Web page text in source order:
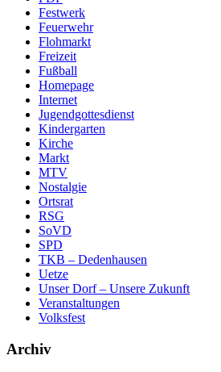
Festwerk
Feuerwehr
Flohmarkt
Freizeit
Fußball
Homepage
Internet
Jugendgottesdienst
Kindergarten
Kirche
Markt
MTV
Nostalgie
Ortsrat
RSG
SoVD
SPD
TKB – Dedenhausen
Uetze
Unser Dorf – Unsere Zukunft
Veranstaltungen
Volksfest
Archiv